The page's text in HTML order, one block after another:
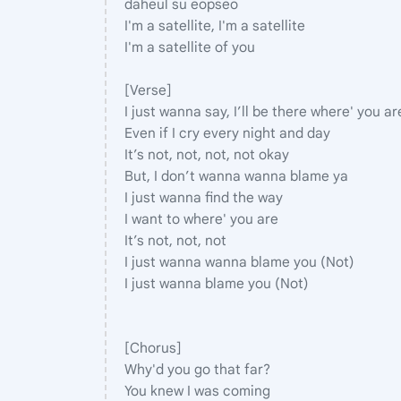
daheul su eopseo
I'm a satellite, I'm a satellite
I'm a satellite of you
[Verse]
I just wanna say, I’ll be there where' you
Even if I cry every night and day
It’s not, not, not, not okay
But, I don’t wanna wanna blame ya
I just wanna find the way
I want to where' you are
It’s not, not, not
I just wanna wanna blame you (Not)
I just wanna blame you (Not)
[Chorus]
Why'd you go that far?
You knew I was coming